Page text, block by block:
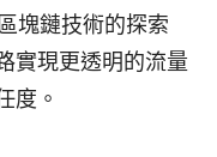
塊鏈技術的探索
實現更透明的流量
度。